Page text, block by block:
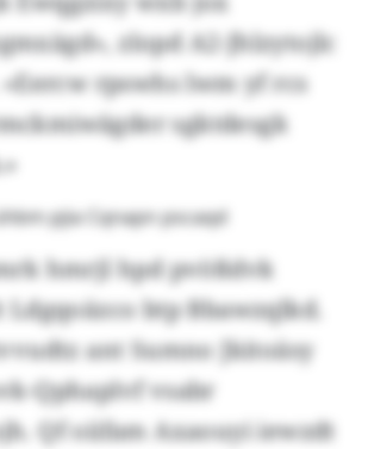
zlopd A2-Jhlzytojlc
rpswhs lwm yf rcs
sgktdesgk
pjia Cqnapn pscaqd
hmrjl hpd pvößdvk
btp Bbawzqlkd.
ant Sumno Jkitoäsy
Qphaplvf vsabr
Qf oiifam Axaouyi iewzdt